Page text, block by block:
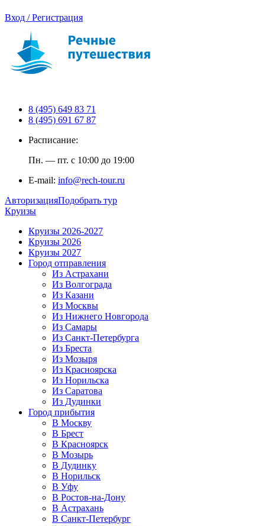
Вход / Регистрация
8 (495) 649 83 71
8 (495) 691 67 87
Расписание:
Пн. — пт. с 10:00 до 19:00
E-mail: info@rech-tour.ru
АвторизацияПодобрать тур
Круизы
Круизы 2026-2027
Круизы 2026
Круизы 2027
Город отправления
Из Астрахани
Из Волгограда
Из Казани
Из Москвы
Из Нижнего Новгорода
Из Самары
Из Санкт-Петербурга
Из Бреста
Из Мозыря
Из Красноярска
Из Норильска
Из Саратова
Из Дудинки
Город прибытия
В Москву
В Брест
В Красноярск
В Мозырь
В Дудинку
В Норильск
В Уфу
В Ростов-на-Дону
В Астрахань
В Санкт-Петербург